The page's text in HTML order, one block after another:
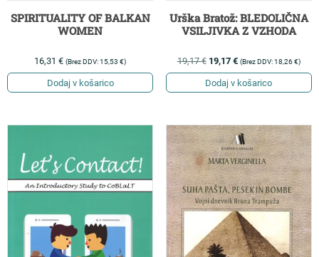
SPIRITUALITY OF BALKAN
WOMEN
16,31€ (Brez DDV:15,53€)
Dodaj v košarico
Urška Bratož: BLEDOLIČNA
VSILJIVKA Z VZHODA
19,17€ 19,17 € (Brez DDV:18,26€)
Dodaj v košarico